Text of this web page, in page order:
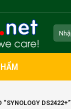
“SYNOLOGY DS2422+”